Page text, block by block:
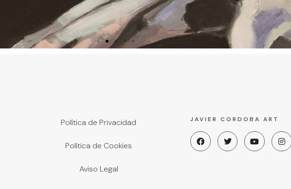
Política de Privacidad
Política de Cookies
Aviso Legal
JAVIER CORDOBA ART